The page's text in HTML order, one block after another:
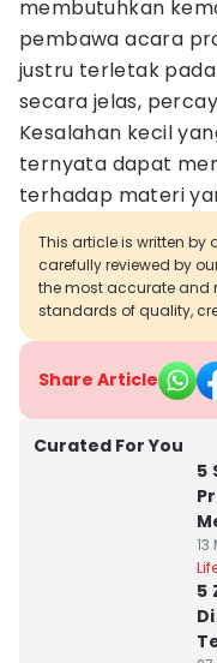
membutuhkan
pembawa acara
justru terletak
secara jelas,
Kesalahan kecil
ternyata dapat
terhadap materi
This article is written by
carefully reviewed by
the most accurate and
standards of quality,
Share Article
Curated For You
5
13
5